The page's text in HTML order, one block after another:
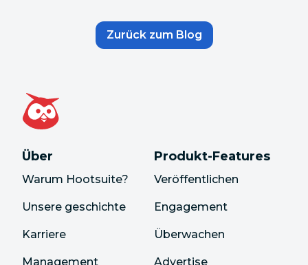
Zurück zum Blog
Über
Warum Hootsuite?
Unsere geschichte
Karriere
Management
Produkt-Features
Veröffentlichen
Engagement
Überwachen
Advertise